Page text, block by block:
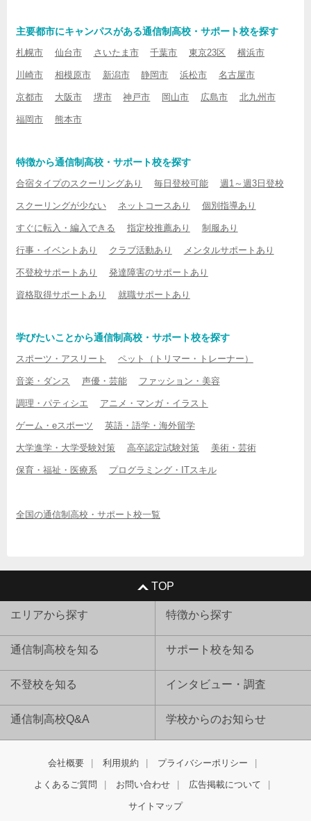
主要都市にキャンパスがある通信制高校・サポート校を探す
札幌市 仙台市 さいたま市 千葉市 東京23区 横浜市
川崎市 相模原市 新潟市 静岡市 浜松市 名古屋市
京都市 大阪市 堺市 神戸市 岡山市 広島市 北九州市
福岡市 熊本市
特徴から通信制高校・サポート校を探す
合宿タイプのスクーリングあり 毎日登校可能 週1～週3日登校
スクーリングが少ない ネットコースあり 個別指導あり
すぐに転入・編入できる 指定校推薦あり 制服あり
行事・イベントあり クラブ活動あり メンタルサポートあり
不登校サポートあり 発達障害のサポートあり
資格取得サポートあり 就職サポートあり
学びたいことから通信制高校・サポート校を探す
スポーツ・アスリート ペット（トリマー・トレーナー）
音楽・ダンス 声優・芸能 ファッション・美容
調理・パティシエ アニメ・マンガ・イラスト
ゲーム・eスポーツ 英語・語学・海外留学
大学進学・大学受験対策 高卒認定試験対策 美術・芸術
保育・福祉・医療系 プログラミング・ITスキル
全国の通信制高校・サポート校一覧
TOP
エリアから探す 特徴から探す
通信制高校を知る サポート校を知る
不登校を知る インタビュー・調査
通信制高校Q&A 学校からのお知らせ
会社概要 利用規約 プライバシーポリシー
よくあるご質問 お問い合わせ 広告掲載について
サイトマップ